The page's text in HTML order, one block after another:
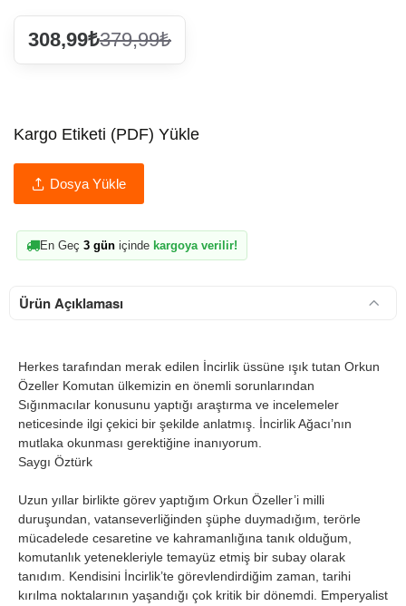
308,99₺379,99₺
Kargo Etiketi (PDF) Yükle
Dosya Yükle
En Geç 3 gün içinde kargoya verilir!
Ürün Açıklaması
Herkes tarafından merak edilen İncirlik üssüne ışık tutan Orkun
Özeller Komutan ülkemizin en önemli sorunlarından
Sığınmacılar konusunu yaptığı araştırma ve incelemeler
neticesinde ilgi çekici bir şekilde anlatmış. İncirlik Ağacı’nın
mutlaka okunması gerektiğine inanıyorum.
Saygı Öztürk
Uzun yıllar birlikte görev yaptığım Orkun Özeller’i milli
duruşundan, vatanseverliğinden şüphe duymadığım, terörle
mücadelede cesaretine ve kahramanlığına tanık olduğum,
komutanlık yetenekleriyle temayüz etmiş bir subay olarak
tanıdım. Kendisini İncirlik’te görevlendirdiğim zaman, tarihi
kırılma noktalarının yaşandığı çok kritik bir dönemdi. Emperyalist